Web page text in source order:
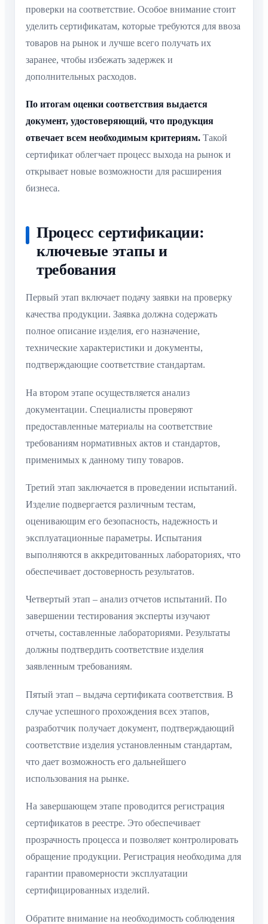
проверки на соответствие. Особое внимание стоит
уделить сертификатам, которые требуются для ввоза
товаров на рынок и лучше всего получать их
заранее, чтобы избежать задержек и
дополнительных расходов.
По итогам оценки соответствия выдается
документ, удостоверяющий, что продукция
отвечает всем необходимым критериям. Такой
сертификат облегчает процесс выхода на рынок и
открывает новые возможности для расширения
бизнеса.
Процесс сертификации:
ключевые этапы и
требования
Первый этап включает подачу заявки на проверку
качества продукции. Заявка должна содержать
полное описание изделия, его назначение,
технические характеристики и документы,
подтверждающие соответствие стандартам.
На втором этапе осуществляется анализ
документации. Специалисты проверяют
предоставленные материалы на соответствие
требованиям нормативных актов и стандартов,
применимых к данному типу товаров.
Третий этап заключается в проведении испытаний.
Изделие подвергается различным тестам,
оценивающим его безопасность, надежность и
эксплуатационные параметры. Испытания
выполняются в аккредитованных лабораториях, что
обеспечивает достоверность результатов.
Четвертый этап – анализ отчетов испытаний. По
завершении тестирования эксперты изучают
отчеты, составленные лабораториями. Результаты
должны подтвердить соответствие изделия
заявленным требованиям.
Пятый этап – выдача сертификата соответствия. В
случае успешного прохождения всех этапов,
разработчик получает документ, подтверждающий
соответствие изделия установленным стандартам,
что дает возможность его дальнейшего
использования на рынке.
На завершающем этапе проводится регистрация
сертификатов в реестре. Это обеспечивает
прозрачность процесса и позволяет контролировать
обращение продукции. Регистрация необходима для
гарантии правомерности эксплуатации
сертифицированных изделий.
Обратите внимание на необходимость соблюдения